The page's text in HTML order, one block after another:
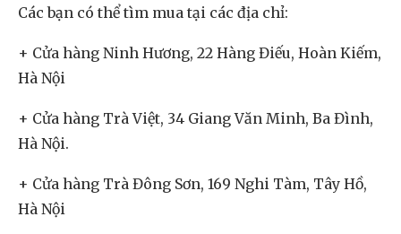
Các bạn có thể tìm mua tại các địa chỉ:
+ Cửa hàng Ninh Hương, 22 Hàng Điếu, Hoàn Kiếm,
Hà Nội
+ Cửa hàng Trà Việt, 34 Giang Văn Minh, Ba Đình,
Hà Nội.
+ Cửa hàng Trà Đông Sơn, 169 Nghi Tàm, Tây Hồ,
Hà Nội